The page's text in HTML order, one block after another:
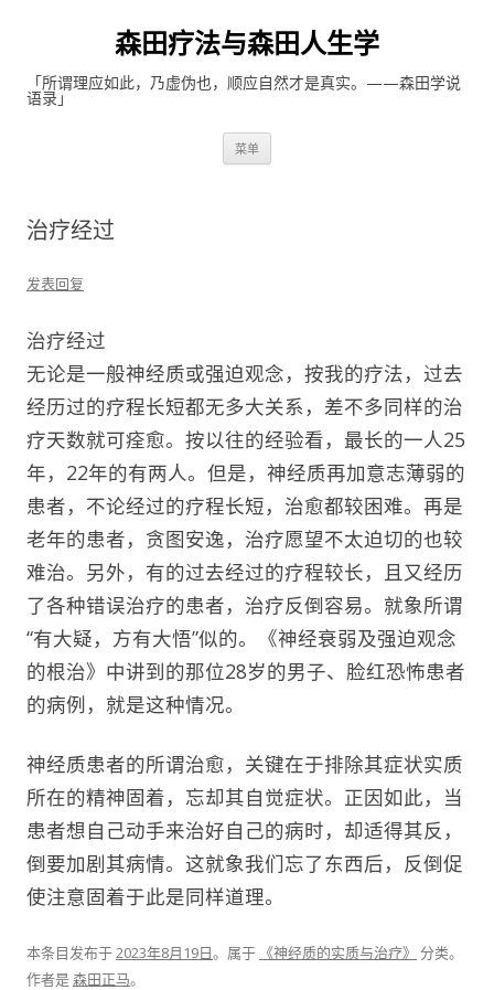
森田疗法与森田人生学
「所谓理应如此，乃虚伪也，顺应自然才是真实。——森田学说
语录」
菜单
治疗经过
发表回复
治疗经过
无论是一般神经质或强迫观念，按我的疗法，过去
经历过的疗程长短都无多大关系，差不多同样的治
疗天数就可痊愈。按以往的经验看，最长的一人25
年，22年的有两人。但是，神经质再加意志薄弱的
患者，不论经过的疗程长短，治愈都较困难。再是
老年的患者，贪图安逸，治疗愿望不太迫切的也较
难治。另外，有的过去经过的疗程较长，且又经历
了各种错误治疗的患者，治疗反倒容易。就象所谓
“有大疑，方有大悟”似的。《神经衰弱及强迫观念
的根治》中讲到的那位28岁的男子、脸红恐怖患者
的病例，就是这种情况。
神经质患者的所谓治愈，关键在于排除其症状实质
所在的精神固着，忘却其自觉症状。正因如此，当
患者想自己动手来治好自己的病时，却适得其反，
倒要加剧其病情。这就象我们忘了东西后，反倒促
使注意固着于此是同样道理。
本条目发布于2023年8月19日。属于 《神经质的实质与治疗》 分类。
作者是森田正马。